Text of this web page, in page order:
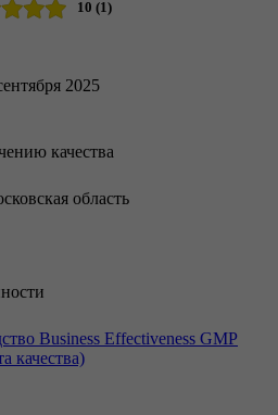
10 (1)
2025
качества
область
Business Effectiveness GMP
качества)